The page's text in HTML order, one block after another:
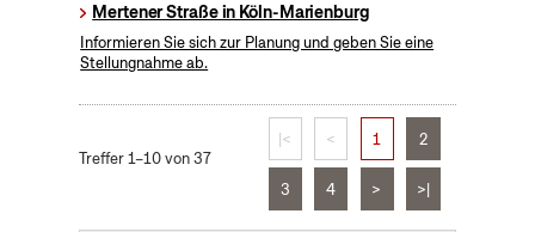
Mertener Straße in Köln-Marienburg
Informieren Sie sich zur Planung und geben Sie eine
Stellungnahme ab.
Treffer 1–10 von 37
|< < 1 2
3 4 > >|